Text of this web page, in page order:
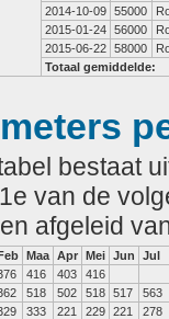
2014-10-09 55000
2015-01-24 56000
2015-06-22 58000
Totaal gemiddelde:
bestaat
van de
afgeleid
Maa Apr Mei Jun Jul
416 403
416
518 502 518 517 563
333 221 229 221 278